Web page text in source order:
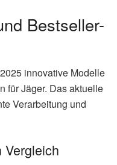
Bestseller-
innovative Modelle
für Jäger. Das aktuelle
Verarbeitung und
Vergleich